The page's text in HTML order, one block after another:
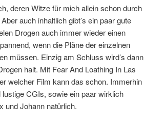
deren Witze für mich allein schon durch
auch inhaltlich gibt’s ein paar gute
Drogen auch immer wieder einen
wenn die Pläne der einzelnen
müssen. Einzig am Schluss wird’s dann
halt. Mit Fear And Loathing In Las
welcher Film kann das schon. Immerhin
CGIs, sowie ein paar wirklich
und Johann natürlich.